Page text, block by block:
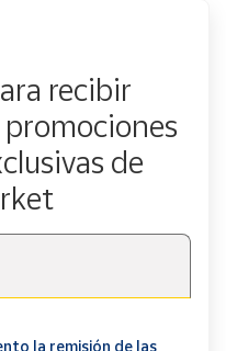
recibir
promociones
de
la remisión de las